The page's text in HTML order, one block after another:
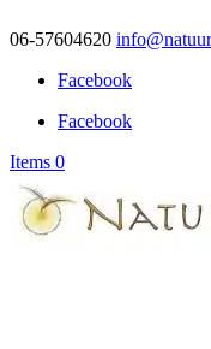
06-57604620
Facebook
Facebook
Items 0